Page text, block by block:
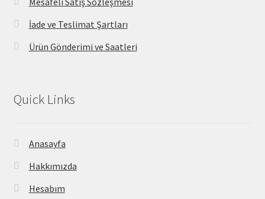
İade ve Teslimat Şartları
Ürün Gönderimi ve Saatleri
Quick Links
Anasayfa
Hakkımızda
Hesabım